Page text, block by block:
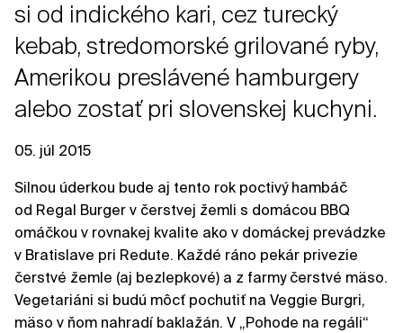
si od indického kari, cez turecký
kebab, stredomorské grilované ryby,
Amerikou preslávené hamburgery
alebo zostať pri slovenskej kuchyni.
05. júl 2015
Silnou úderkou bude aj tento rok poctivý hambáč
od Regal Burger v čerstvej žemli s domácou BBQ
omáčkou v rovnakej kvalite ako v domáckej prevádzke
v Bratislave pri Redute. Každé ráno pekár privezie
čerstvé žemle (aj bezlepkové) a z farmy čerstvé mäso.
Vegetariáni si budú môcť pochutiť na Veggie Burgri,
mäso v ňom nahradí baklažán. V „Pohode na regáli“